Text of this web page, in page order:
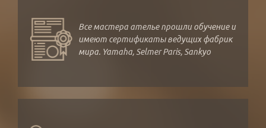
Все мастера ателье прошли обучение и
имеют сертификаты ведущих фабрик
мира. Yamaha, Selmer Paris, Sankyo